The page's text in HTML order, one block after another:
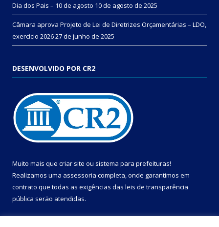
Dia dos Pais – 10 de agosto 10 de agosto de 2025
Câmara aprova Projeto de Lei de Diretrizes Orçamentárias – LDO,
exercício 202627 de junho de 2025
DESENVOLVIDO POR CR2
Muito mais que criar site ou sistema para prefeituras!
Realizamos uma assessoria completa, onde garantimos em
contrato que todas as exigências das leis de transparência
pública serão atendidas.